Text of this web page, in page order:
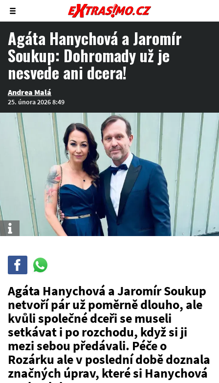
Zobrazit/skrýt
menu
Agáta Hanychová a Jaromír
Soukup: Dohromady už je
nesvede ani dcera!
Andrea Malá
25. února 2026 8:49
Info
Sdílej
WhatsAppu
Agáta Hanychová a Jaromír Soukup
netvoří pár už poměrně dlouho, ale
kvůli společné dceři se museli
setkávat i po rozchodu, když si ji
mezi sebou předávali. Péče o
Rozárku ale v poslední době doznala
značných úprav, které si Hanychová